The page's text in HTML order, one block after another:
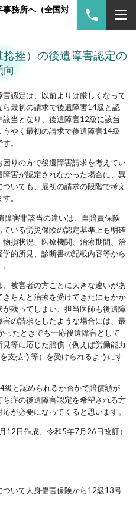
務所へ（全国対
挫）の後遺障害認定の
向
認定は、以前よりは厳しくなって
最初の請求で後遺障害14級と認
当となり、後遺障害12級に該当
やく最初の請求で後遺障害14級
。
りの方で後遺障害請求を考えてい
害が認定されなかった場合に、異
いても、最初の請求の段階で考え
。
害非該当の違いは、自賠責保険
いる労災保険の認定基準上も明確
損状況、医療機関、治療期間、治
的所見、診断書の記載内容等から
被害者の方ごとに大きな違いがあ
ちんと治療を受けてきたにもかか
残ってしまい、担当医師も後遺障
の請求をしたような場合には、最
たときでも一応後遺障害として
等に応じた賠償（例えば労働能力
支払う等）を受けられるようにす
と認められるか否かで賠償額が
症の後遺障害認定を希望される方
が必要になってくると思います。
12日作成、令和5年7月26日改訂）
いて人身傷害保険から12級13号